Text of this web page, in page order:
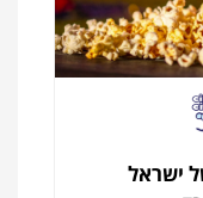
ישראל